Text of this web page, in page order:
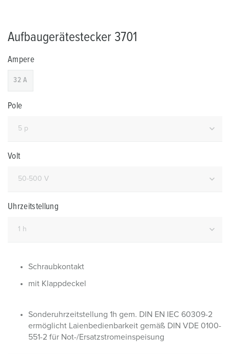
Aufbaugerätestecker 3701
Ampere
32 A
Pole
Volt
Uhrzeitstellung
Schraubkontakt
mit Klappdeckel
Sonderuhrzeitstellung 1h gem. DIN EN IEC 60309-2
ermöglicht Laienbedienbarkeit gemäß DIN VDE 0100-
551-2 für Not-/Ersatzstromeinspeisung